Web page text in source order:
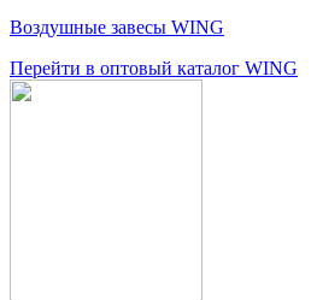
Воздушные завесы WING
Перейти в оптовый каталог WING